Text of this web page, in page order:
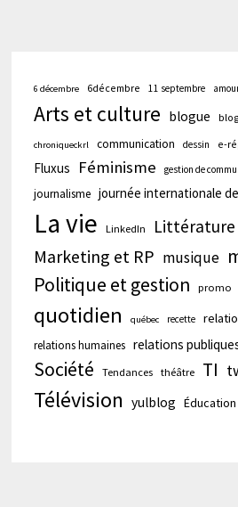
6 décembre 6décembre 11 septembre
Arts et culture blogue
chroniqueckrl communication dessin e-
Fluxus Féminisme gestion de
journalisme journée internationale
La vie LinkedIn Littérature
Marketing et RP musique
Politique et gestion
promo
quotidien québec recette
relations humaines relations
Société Tendances théâtre TI
Télévision yulblog Éducation